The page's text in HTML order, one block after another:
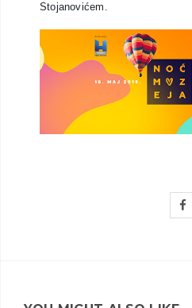
Stojanovićem.